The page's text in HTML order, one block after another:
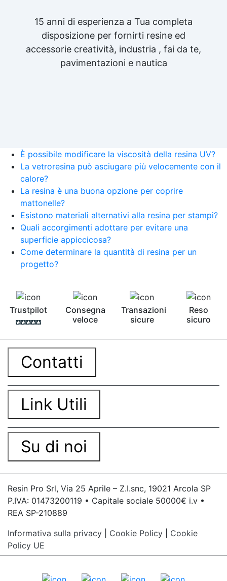
15 anni di esperienza a Tua completa
disposizione per fornirti resine ed
accessorie creatività, industria , fai da te,
pavimentazioni e nautica
È possibile modificare la viscosità della resina UV?
La vetroresina può asciugare più velocemente con il
calore?
La resina è una buona opzione per coprire
mattonelle?
Esistono materiali alternativi alla resina per stampi?
Quali accorgimenti adottare per evitare una
superficie appiccicosa?
Come determinare la quantità di resina per un
progetto?
Trustpilot
Consegna
veloce
Transazioni
sicure
Reso
sicuro
Contatti
Link Utili
Su di noi
Resin Pro Srl, Via 25 Aprile – Z.I.snc, 19021 Arcola SP
P.IVA: 01473200119 • Capitale sociale 50000€ i.v •
REA SP-210889
Informativa sulla privacy
Cookie Policy
Cookie
Policy UE